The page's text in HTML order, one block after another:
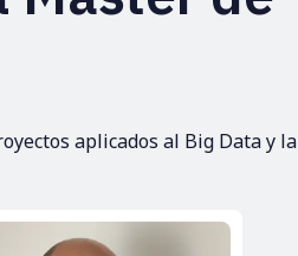
aplicados al Big Data y la